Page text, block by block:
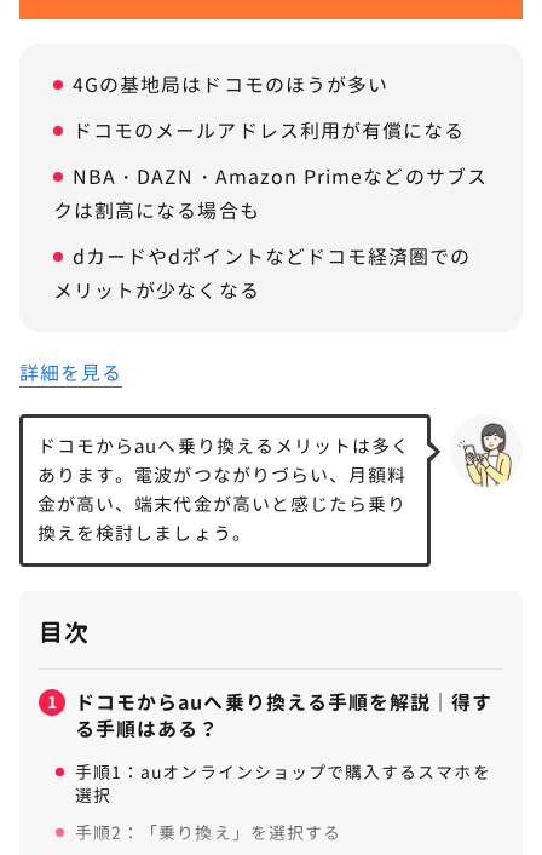
4Gの基地局はドコモのほうが多い
ドコモのメールアドレス利用が有償になる
NBA・DAZN・Amazon Primeなどのサブス
クは割高になる場合も
dカードやdポイントなどドコモ経済圏での
メリットが少なくなる
詳細を見る
ドコモからauへ乗り換えるメリットは多く
あります。電波がつながりづらい、月額料
金が高い、端末代金が高いと感じたら乗り
換えを検討しましょう。
目次
1
ドコモからauへ乗り換える手順を解説｜得す
る手順はある？
手順1：auオンラインショップで購入するスマホを
選択
手順2：「乗り換え」を選択する